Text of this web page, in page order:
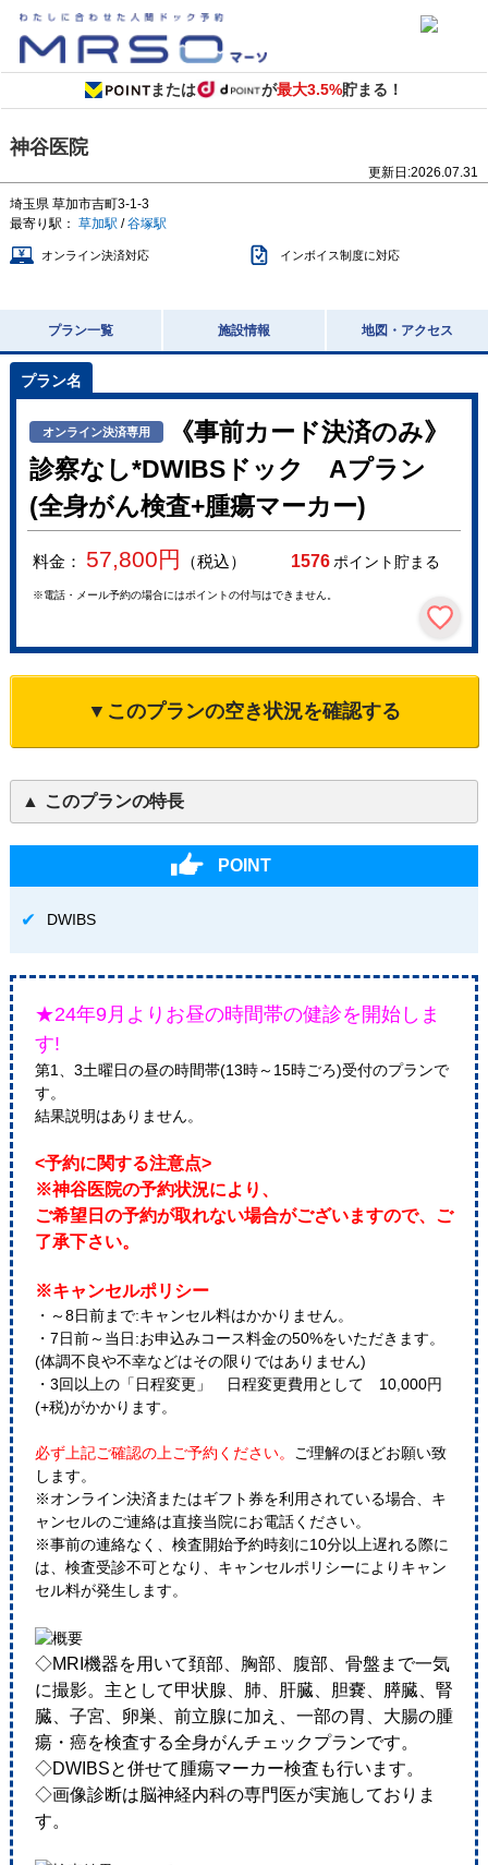
または が最大3.5%貯まる！
神谷医院
更新日:2026.07.31
埼玉県 草加市吉町3-1-3
最寄り駅： 草加駅 /谷塚駅
オンライン決済対応 インボイス制度に対応
プラン一覧 施設情報 地図・アクセス
オンライン決済専用
《事前カード決済のみ》
診察なし*DWIBSドック Aプラン
(全身がん検査+腫瘍マーカー)
料金： 57,800円 （税込） 1576ポイント貯まる
※電話・メール予約の場合にはポイントの付与はできません。
▼このプランの空き状況を確認する
このプランの特長
POINT
DWIBS
★24年9月よりお昼の時間帯の健診を開始しま
す!
第1、3土曜日の昼の時間帯(13時～15時ごろ)受付のプランで
す。
結果説明はありません。
<予約に関する注意点>
※神谷医院の予約状況により、
ご希望日の予約が取れない場合がございますので、ご
了承下さい。
※キャンセルポリシー
・～8日前まで:キャンセル料はかかりません。
・7日前～当日:お申込みコース料金の50%をいただきます。
(体調不良や不幸などはその限りではありません)
・3回以上の「日程変更」 日程変更費用として 10,000円
(+税)がかかります。
必ず上記ご確認の上ご予約ください。 ご理解のほどお願い致
します。
※オンライン決済またはギフト券を利用されている場合、キ
ャンセルのご連絡は直接当院にお電話ください。
※事前の連絡なく、検査開始予約時刻に10分以上遅れる際に
は、検査受診不可となり、キャンセルポリシーによりキャン
セル料が発生します。
◇MRI機器を用いて頚部、胸部、腹部、骨盤まで一気
に撮影。主として甲状腺、肺、肝臓、胆嚢、膵臓、腎
臓、子宮、卵巣、前立腺に加え、一部の胃、大腸の腫
瘍・癌を検査する全身がんチェックプランです。
◇DWIBSと併せて腫瘍マーカー検査も行います。
◇画像診断は脳神経内科の専門医が実施しておりま
す。